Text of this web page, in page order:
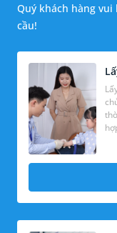
Quý khách hàng
cầu!
thời